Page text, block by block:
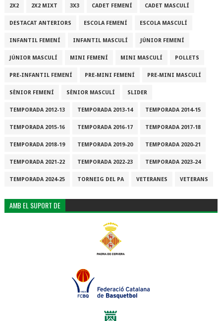
2X2 2X2 MIXT 3X3 CADET FEMENÍ CADET MASCULÍ
DESTACAT ANTERIORS ESCOLA FEMENÍ ESCOLA MASCULÍ
INFANTIL FEMENÍ INFANTIL MASCULÍ JÚNIOR FEMENÍ
JÚNIOR MASCULÍ MINI FEMENÍ MINI MASCULÍ POLLETS
PRE-INFANTIL FEMENÍ PRE-MINI FEMENÍ PRE-MINI MASCULÍ
SÈNIOR FEMENÍ SÈNIOR MASCULÍ SLIDER
TEMPORADA 2012-13 TEMPORADA 2013-14 TEMPORADA 2014-15
TEMPORADA 2015-16 TEMPORADA 2016-17 TEMPORADA 2017-18
TEMPORADA 2018-19 TEMPORADA 2019-20 TEMPORADA 2020-21
TEMPORADA 2021-22 TEMPORADA 2022-23 TEMPORADA 2023-24
TEMPORADA 2024-25 TORNEIG DEL PA VETERANES VETERANS
AMB EL SUPORT DE